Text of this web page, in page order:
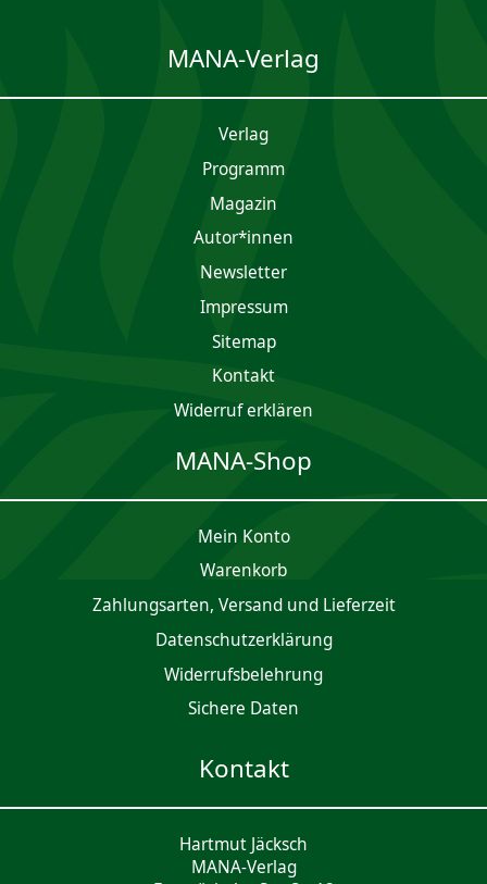
MANA-Verlag
Verlag
Programm
Magazin
Autor*innen
Newsletter
Impres­sum
Sitemap
Kontakt
Widerruf erklären
MANA-Shop
Mein Konto
Waren­korb
Zahlungsarten, Versand und Lieferzeit
Daten­schutz­er­klärung
Widerrufsbelehrung
Sichere Daten
Kontakt
Hartmut Jäcksch
MANA-Verlag